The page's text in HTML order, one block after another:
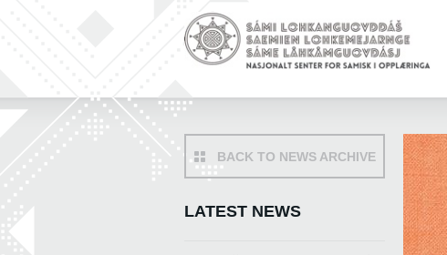
BACK TO NEWS ARCHIVE
LATEST NEWS